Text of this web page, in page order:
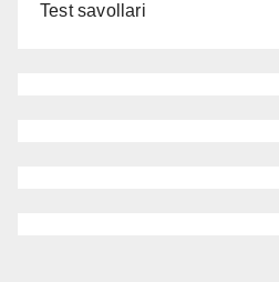
Test savollari